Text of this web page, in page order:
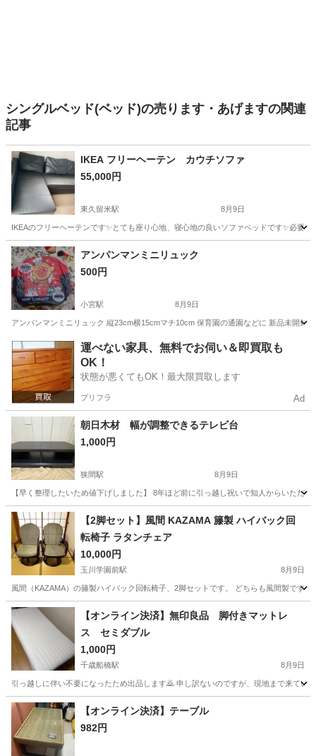
シングルベッド(ベッド)の売ります・あげますの関連
記事
IKEA フリーヘーテン カウチソファ
55,000円
東久留米駅 8月9日
IKEAのフリーヘーテンです✨とても座り心地、寝心地の良いソファベッドです✨必要な
東京 東久留米市 東久留米駅 ソファ
アンパンマンミニリュック
500円
小宮駅 8月9日
アンパンマンミニリュック 縦23cm横15cmマチ10cm 保育園の通園などに 新品未開
東京 八王子市 小宮駅 家具 封筒
運べない家具、無料でお伺い＆即買取も
OK！
状態が悪くてもOK！最大限買取します
プリフラ Ad
朝日木材 幅が調整できるテレビ台
1,000円
狭間駅 8月9日
【早く整理したいため値下げしました】 8年ほど前に引っ越し祝いで知人からいた
東京 八王子市 狭間駅 収納家具
【2脚セット】風間 KAZAMA 籐製 ハイバック回
転椅子 ラタンチェア
10,000円
玉川学園前駅 8月9日
風間（KAZAMA）の籐製ハイバック回転椅子、2脚セットです。 どちらも風間製です
東京 町田市 玉川学園前駅 椅子 KAZAMA
【オンライン決済】無印良品 脚付きマットレ
ス セミダブル
1,000円
千歳船橋駅 8月9日
引っ越しに伴い不要になったため出品します🙇 申し訳ないのですが、現地まで来て
東京 世田谷区 千歳船橋駅 ベッド
【オンライン決済】テーブル
982円